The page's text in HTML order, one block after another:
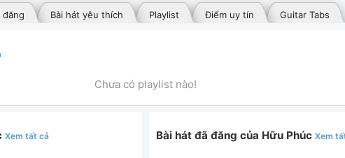
Guitar Tabs
Điểm uy tín
Playlist
Bài hát yêu thích
đăng
Chưa có playlist nào!
Xem tất cả Bài hát đã đăng của Hữu Phúc Xem